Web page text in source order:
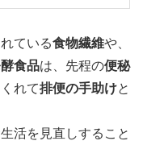
ている食物繊維や、
食品は、先程の便秘
れて排便の手助けと
活を見直しすること